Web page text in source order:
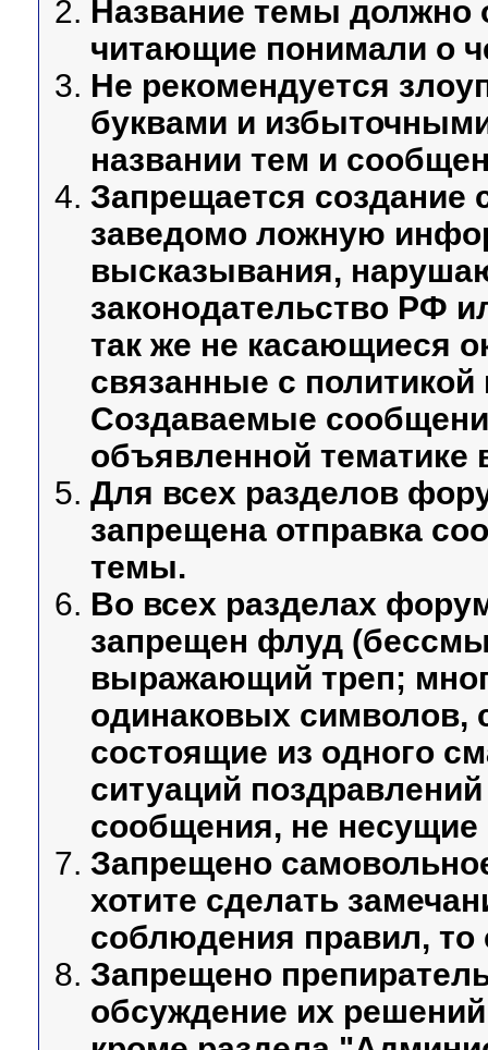
Название темы должно
читающие понимали о
Не рекомендуется
буквами и
названии тем и
Запрещается
заведомо ложную
высказывания,
законодательство РФ
так же не касающиеся
связанные с
Создаваемые
объявленной тематике
Для всех разделов
запрещена отправка
темы.
Во всех разделах
запрещен флуд
выражающий треп;
одинаковых символов,
состоящие из одного
ситуаций
сообщения, не несущие
Запрещено
хотите сделать
соблюдения правил, то
Запрещено
обсуждение их